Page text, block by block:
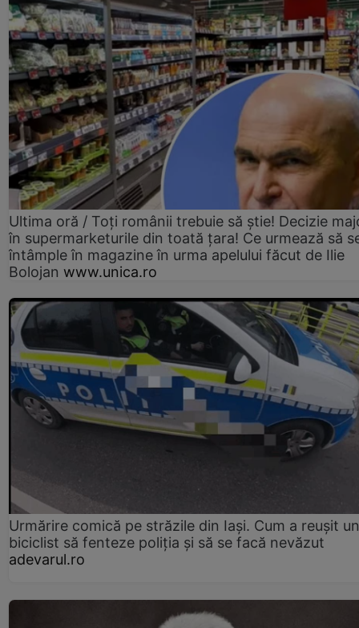
Ultima oră / Toți românii trebuie să știe! Decizie
în supermarketurile din toată țara! Ce urmează să
întâmple în magazine în urma apelului făcut de Ilie
Bolojan www.unica.ro
Urmărire comică pe străzile din Iași. Cum a reușit un
biciclist să fenteze poliția și să se facă nevăzut
adevarul.ro